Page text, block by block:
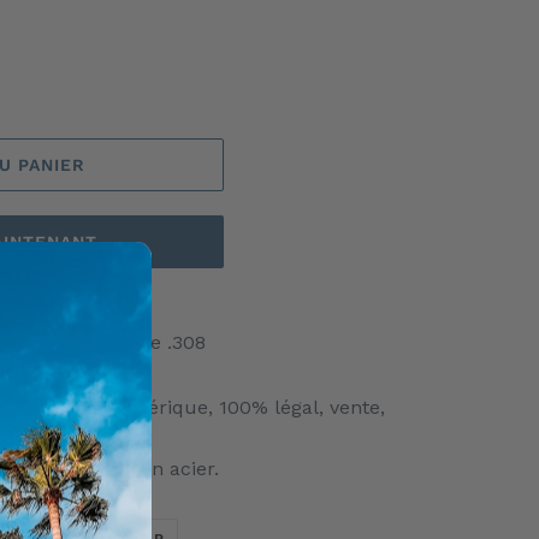
PANIER
de calibre .308
machine numérique, 100% légal, vente,
et mousqueton acier.
TWEETER